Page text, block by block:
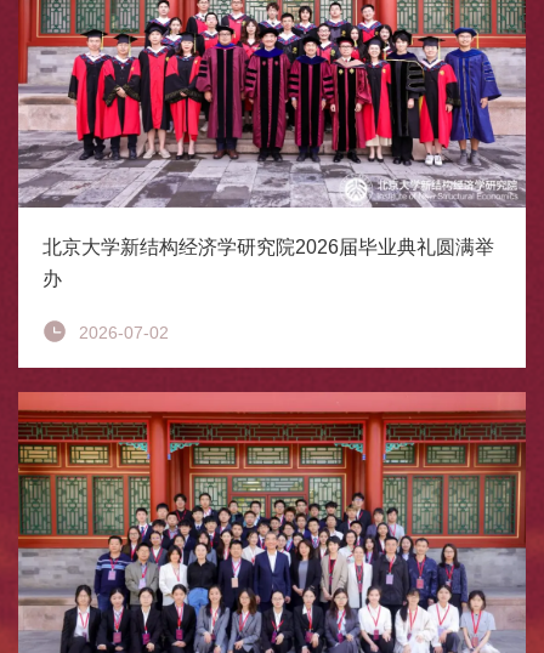
北京大学新结构经济学研究院2026届毕业典礼圆满举
办
2026-07-02